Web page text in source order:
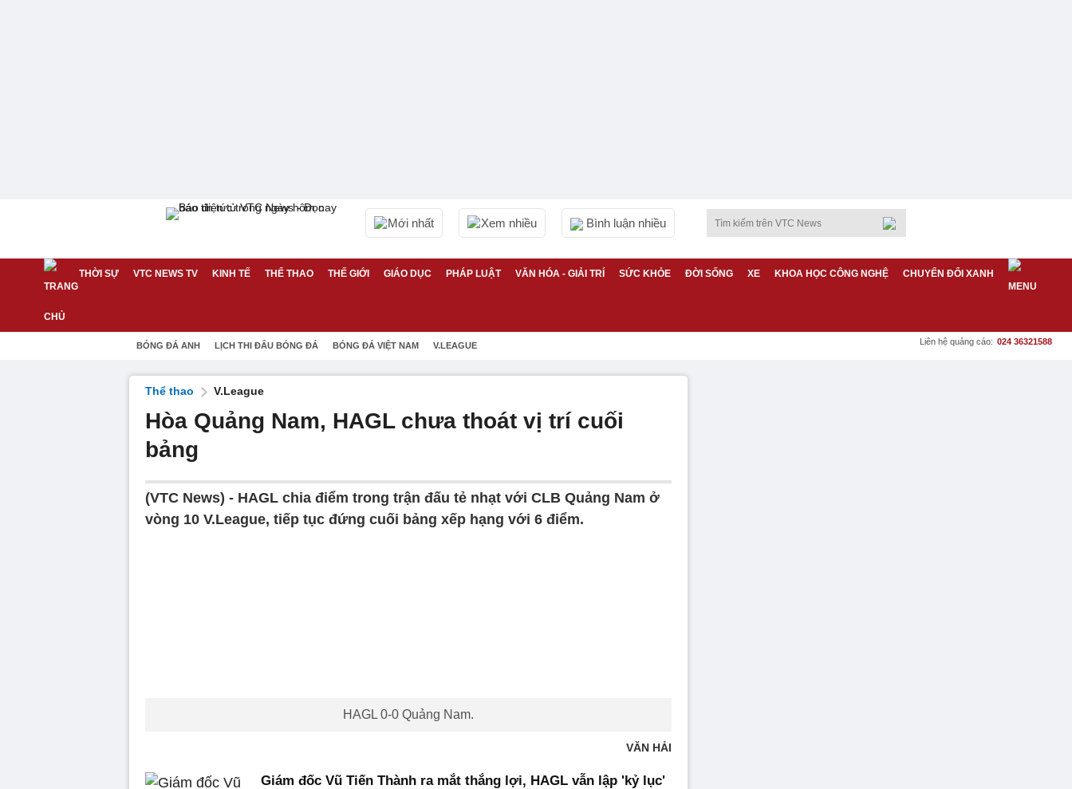
Mới nhất Xem nhiều Bình luận nhiều
THỜI SỰ VTC NEWS TV KINH TẾ THỂ THAO THẾ GIỚI GIÁO DỤC PHÁP LUẬT VĂN HÓA - GIẢI TRÍ SỨC KHỎE ĐỜI SỐNG XE KHOA HỌC CÔNG NGHỆ CHUYỂN ĐỔI XANH
BÓNG ĐÁ ANH LỊCH THI ĐẤU BÓNG ĐÁ BÓNG ĐÁ VIỆT NAM V.LEAGUE Liên hệ quảng cáo: 024 36321588
Thể thao V.League
Hòa Quảng Nam, HAGL chưa thoát vị trí cuối
bảng
(VTC News) - HAGL chia điểm trong trận đấu tẻ nhạt với CLB Quảng Nam ở
vòng 10 V.League, tiếp tục đứng cuối bảng xếp hạng với 6 điểm.
HAGL 0-0 Quảng Nam.
VĂN HẢI
Giám đốc Vũ Tiến Thành ra mắt thắng lợi, HAGL vẫn lập 'kỷ lục'